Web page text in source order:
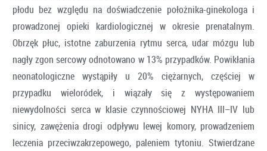
płodu bez względu na doświadczenie położnika-ginekologa i
prowadzonej opieki kardiologicznej w okresie prenatalnym.
Obrzęk płuc, istotne zaburzenia rytmu serca, udar mózgu lub
nagły zgon sercowy odnotowano w 13% przypadków. Powikłania
neonatologiczne wystąpiły u 20% ciężarnych, częściej w
przypadku wieloródek, i wiązały się z występowaniem
niewydolności serca w klasie czynnościowej NYHA III–IV lub
sinicy, zawężenia drogi odpływu lewej komory, prowadzeniem
leczenia przeciwzakrzepowego, paleniem tytoniu. Stwierdzane